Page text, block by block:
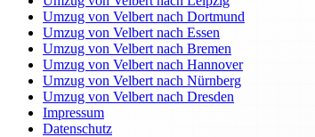
Umzug von Velbert nach Dortmund
Umzug von Velbert nach Essen
Umzug von Velbert nach Bremen
Umzug von Velbert nach Hannover
Umzug von Velbert nach Nürnberg
Umzug von Velbert nach Dresden
Impressum
Datenschutz